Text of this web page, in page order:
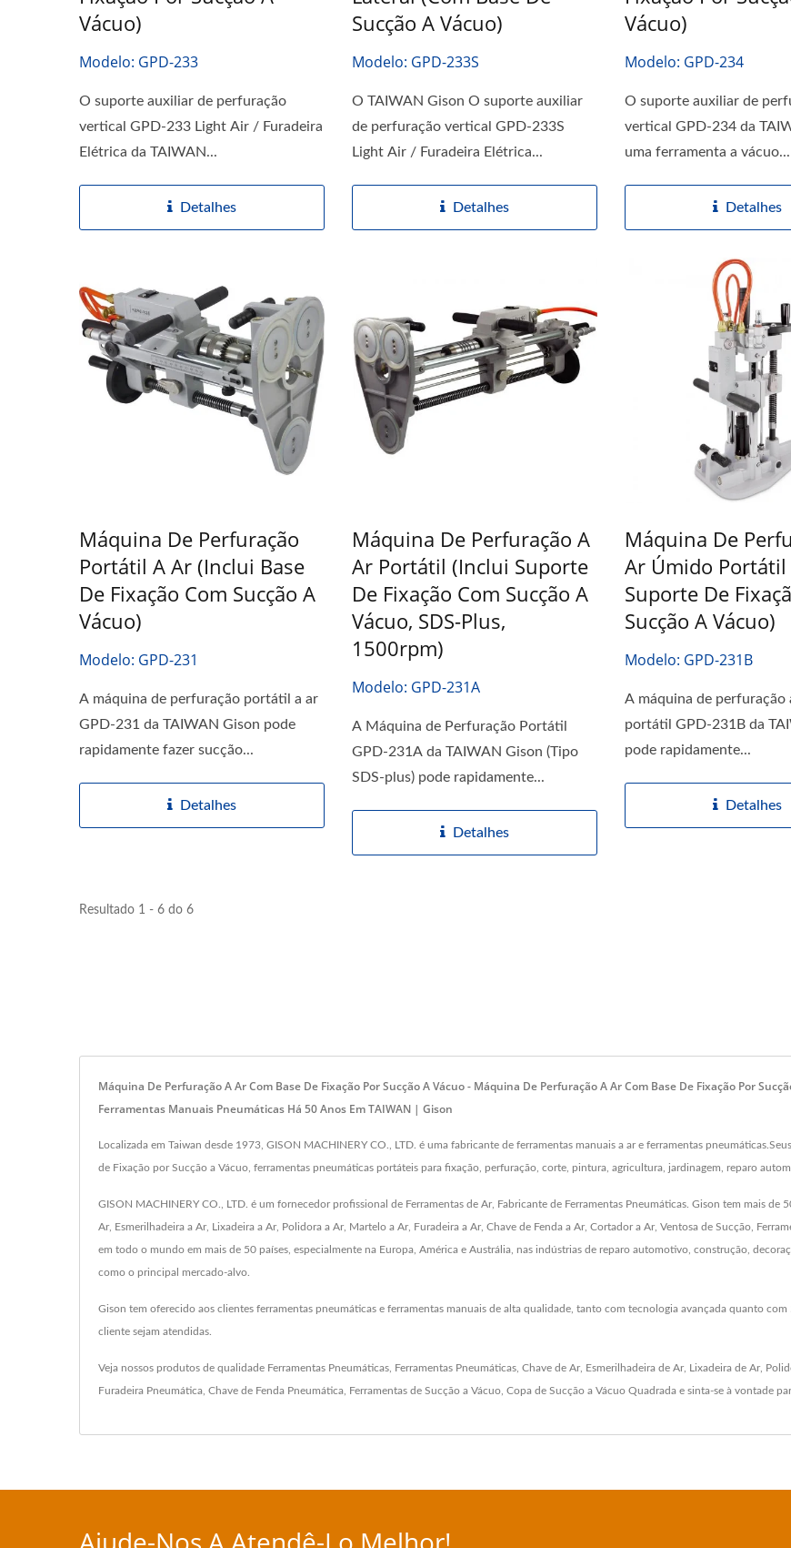
Vácuo)
Modelo: GPD-233
O suporte auxiliar de perfuração
vertical GPD-233 Light Air / Furadeira
Elétrica da TAIWAN...
Detalhes
Sucção A Vácuo)
Modelo: GPD-233S
O TAIWAN Gison O suporte auxiliar
de perfuração vertical GPD-233S
Light Air / Furadeira Elétrica...
Detalhes
Vácuo)
Modelo: GPD-234
O suporte auxiliar de
vertical GPD-234 da
uma ferramenta a vácuo...
Detalhes
Máquina De Perfuração
Portátil A Ar (inclui Base
De Fixação Com Sucção A
Vácuo)
Modelo: GPD-231
A máquina de perfuração portátil a ar
GPD-231 da TAIWAN Gison pode
rapidamente fazer sucção...
Detalhes
Máquina De Perfuração A
Ar Portátil (inclui Suporte
De Fixação Com Sucção A
Vácuo, SDS-Plus,
1500rpm)
Modelo: GPD-231A
A Máquina de Perfuração Portátil
GPD-231A da TAIWAN Gison (Tipo
SDS-plus) pode rapidamente...
Detalhes
Máquina De
Ar Úmido
Suporte De
Sucção A Vácuo)
Modelo: GPD-231B
A máquina de perfuração
portátil GPD-231B da
pode rapidamente...
Detalhes
Resultado 1 - 6 do 6
Máquina De Perfuração A Ar Com Base De Fixação Por Sucção A Vácuo - Máquina De Perfuração A Ar Com Base De Fixação Por
Ferramentas Manuais Pneumáticas Há 50 Anos Em TAIWAN | Gison
Localizada em Taiwan desde 1973, GISON MACHINERY CO., LTD. é uma fabricante de ferramentas manuais a ar e ferramentas
de Fixação por Sucção a Vácuo, ferramentas pneumáticas portáteis para fixação, perfuração, corte, pintura, agricultura, jardinagem, reparo
GISON MACHINERY CO., LTD. é um fornecedor profissional de Ferramentas de Ar, Fabricante de Ferramentas Pneumáticas. Gison tem mais de
Ar, Esmerilhadeira a Ar, Lixadeira a Ar, Polidora a Ar, Martelo a Ar, Furadeira a Ar, Chave de Fenda a Ar, Cortador a Ar, Ventosa de Sucção,
em todo o mundo em mais de 50 países, especialmente na Europa, América e Austrália, nas indústrias de reparo automotivo, construção,
como o principal mercado-alvo.
Gison tem oferecido aos clientes ferramentas pneumáticas e ferramentas manuais de alta qualidade, tanto com tecnologia avançada quanto
cliente sejam atendidas.
Veja nossos produtos de qualidade Ferramentas Pneumáticas Ferramentas Pneumáticas Chave de Ar, Esmerilhadeira de Ar, Lixadeira de Ar,
Furadeira Pneumática Chave de Fenda Pneumática Ferramentas de Sucção a Vácuo Copa de Sucção a Vácuo Quadrada e sinta-se à vontade